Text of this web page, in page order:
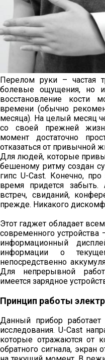
Перелом руки – частая
болевые ощущения, но
восстановление кости
времени (обычно
месяца). На целый месяц
со своей прежней
момент достаточно
отказаться от привычной
Для людей, которые
бешеному ритму создан
гипс U-Cast. Конечно,
время придется
встреч, свиданий,
прежде. Никакого
Этот гаджет обладает
современного
информационный
информации о
непосредственно
Для непрерывной
имеется зарядное
Принцип работы
Данный прибор работает
исследования. U-Cast
которые отражаются от
обратного сигнала, экран